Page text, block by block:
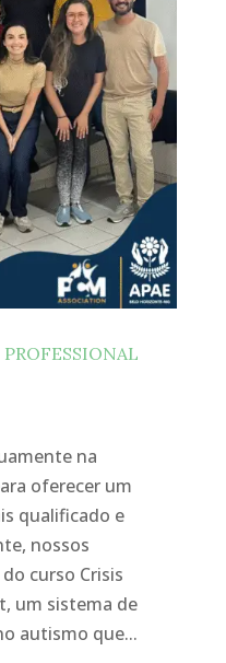
na
oferecer um
qualificado e
nossos
curso Crisis
um sistema de
autismo que...